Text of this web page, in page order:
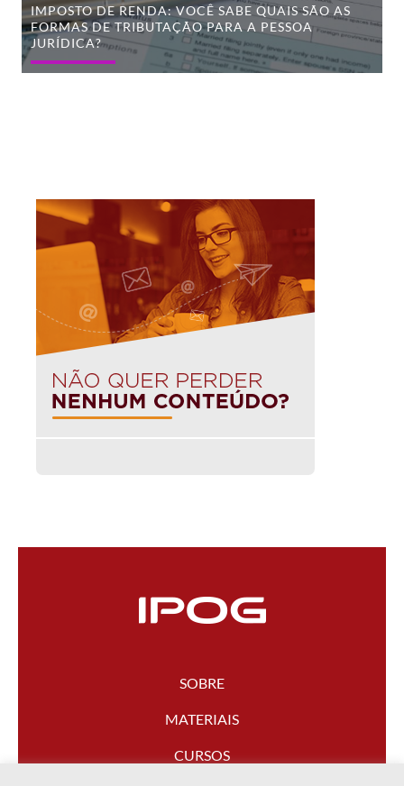
Jurídica?
IMPOSTO DE RENDA: VOCÊ SABE QUAIS SÃO AS
FORMAS DE TRIBUTAÇÃO PARA A PESSOA
JURÍDICA?
SOBRE
MATERIAIS
CURSOS